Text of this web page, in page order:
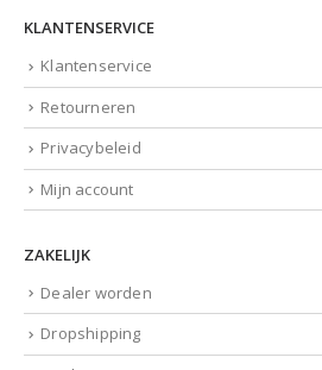
KLANTENSERVICE
Klantenservice
Retourneren
Privacybeleid
Mijn account
ZAKELIJK
Dealer worden
Dropshipping